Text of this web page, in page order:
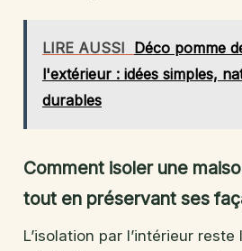
LIRE AUSSI Déco pomme
l'extérieur : idées simples,
durables
Comment isoler une
tout en préservant ses
L’isolation par l’intérieur